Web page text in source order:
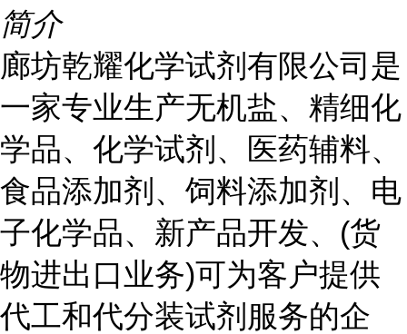
简介
廊坊乾耀化学试剂有限公司是
一家专业生产无机盐、精细化
学品、化学试剂、医药辅料、
食品添加剂、饲料添加剂、电
子化学品、新产品开发、(货
物进出口业务)可为客户提供
代工和代分装试剂服务的企